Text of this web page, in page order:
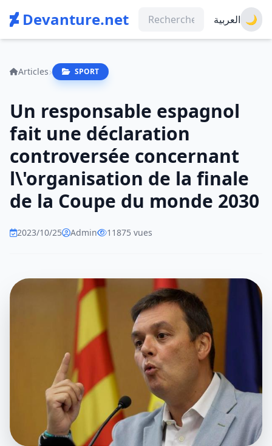
Devanture.net العربية 🌙
Articles SPORT
Un responsable espagnol
fait une déclaration
controversée concernant
l\'organisation de la finale
de la Coupe du monde 2030
2023/10/25 Admin 11875 vues